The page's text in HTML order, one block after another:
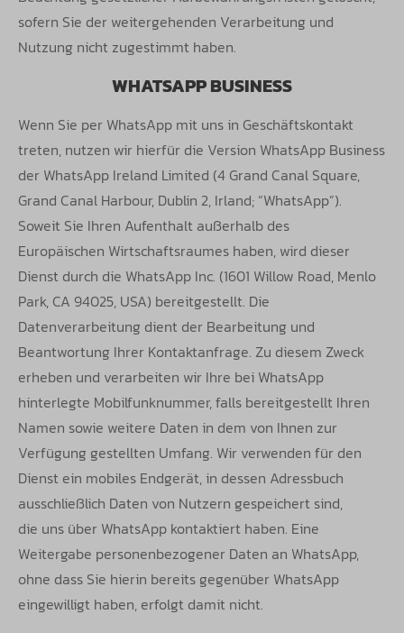
sofern Sie der weitergehenden Verarbeitung und
Nutzung nicht zugestimmt haben.
WHATSAPP BUSINESS
Wenn Sie per WhatsApp mit uns in Geschäftskontakt
treten, nutzen wir hierfür die Version WhatsApp Business
der WhatsApp Ireland Limited (4 Grand Canal Square,
Grand Canal Harbour, Dublin 2, Irland; “WhatsApp”).
Soweit Sie Ihren Aufenthalt außerhalb des
Europäischen Wirtschaftsraumes haben, wird dieser
Dienst durch die WhatsApp Inc. (1601 Willow Road, Menlo
Park, CA 94025, USA) bereitgestellt. Die
Datenverarbeitung dient der Bearbeitung und
Beantwortung Ihrer Kontaktanfrage. Zu diesem Zweck
erheben und verarbeiten wir Ihre bei WhatsApp
hinterlegte Mobilfunknummer, falls bereitgestellt Ihren
Namen sowie weitere Daten in dem von Ihnen zur
Verfügung gestellten Umfang. Wir verwenden für den
Dienst ein mobiles Endgerät, in dessen Adressbuch
ausschließlich Daten von Nutzern gespeichert sind,
die uns über WhatsApp kontaktiert haben. Eine
Weitergabe personenbezogener Daten an WhatsApp,
ohne dass Sie hierin bereits gegenüber WhatsApp
eingewilligt haben, erfolgt damit nicht.